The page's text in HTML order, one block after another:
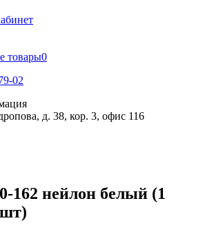
товары0
02
д. 38, кор. 3, офис 116
162 нейлон белый (1